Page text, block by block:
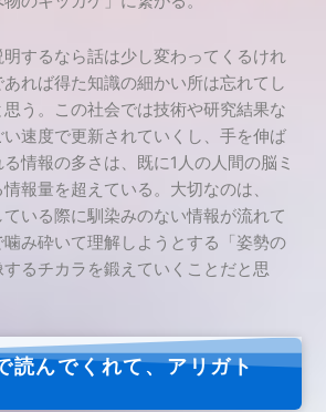
するなら話は少し変わってくるけれ
れば得た知識の細かい所は忘れてし
う。この社会では技術や研究結果な
速度で更新されていくし、手を伸ば
情報の多さは、既に1人の人間の脳ミ
報量を超えている。大切なのは、
いる際に馴染みのない情報が流れて
み砕いて理解しようとする「姿勢の
るチカラを鍛えていくことだと思
読んでくれて、アリガト